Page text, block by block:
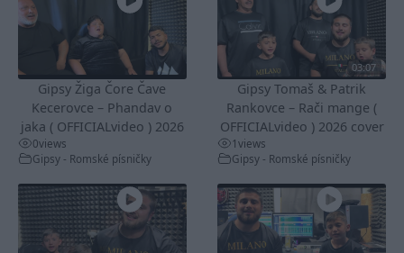
Gipsy Žiga Čore Čave
Kecerovce – Phandav o
jaka ( OFFICIALvideo ) 2026
0views
Gipsy - Romské písničky
03:07
Gipsy Tomaš & Patrik
Rankovce – Rači mange (
OFFICIALvideo ) 2026 cover
1views
Gipsy - Romské písničky